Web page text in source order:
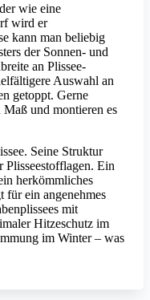
wie eine
wird er
kann man beliebig
der Sonnen- und
an Plissee-
Auswahl an
getoppt. Gerne
und montieren es
Seine Struktur
Plisseestofflagen. Ein
herkömmliches
für ein angenehmes
mit
Hitzeschutz im
im Winter – was